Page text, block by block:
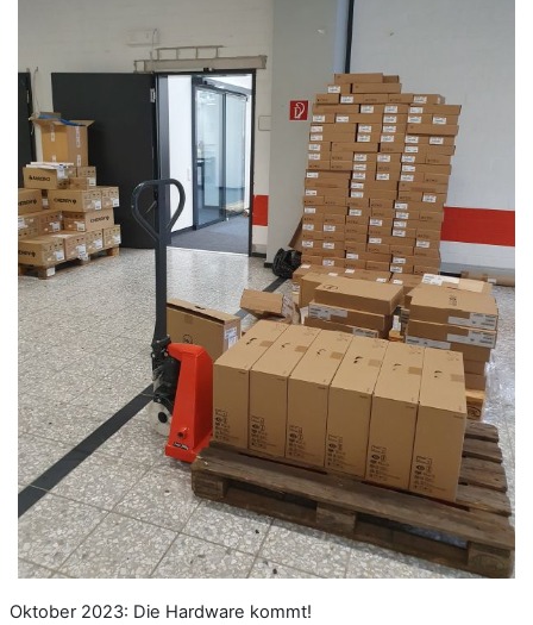
Oktober 2023: Die Hardware kommt!